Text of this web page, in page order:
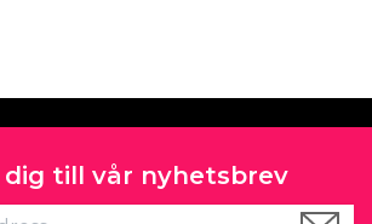
dig till vår nyhetsbrev